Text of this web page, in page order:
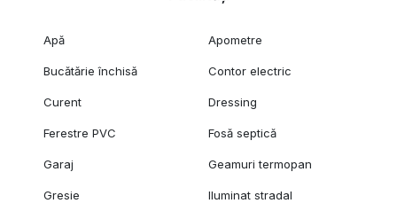
Apă Apometre
Bucătărie închisă Contor electric
Curent Dressing
Ferestre PVC Fosă septică
Garaj Geamuri termopan
Gresie Iluminat stradal